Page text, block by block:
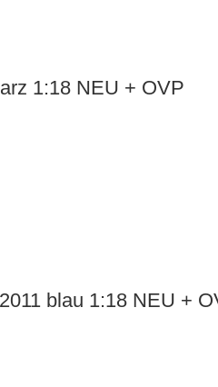
1:18 NEU + OVP
blau 1:18 NEU +